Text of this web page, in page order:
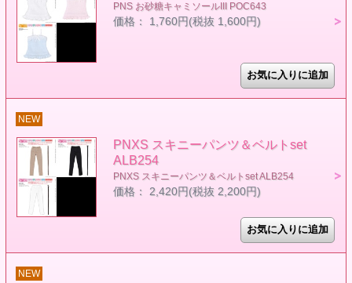
PNS お砂糖キャミソールIII POC643
価格： 1,760円(税抜 1,600円)
NEW
PNXS スキニーパンツ＆ベルトset
ALB254
PNXS スキニーパンツ＆ベルトset ALB254
価格： 2,420円(税抜 2,200円)
NEW